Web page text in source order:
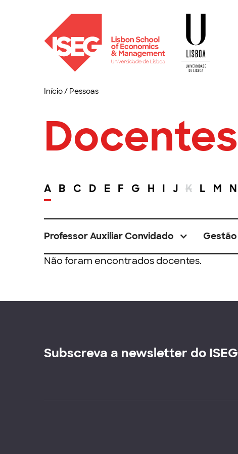
Início/ Pessoas
Docentes
A B C D E F G H I J K L M N
Professor Auxiliar Convidado Gestão
Não foram encontrados docentes.
Subscreva a newsletter do ISEG